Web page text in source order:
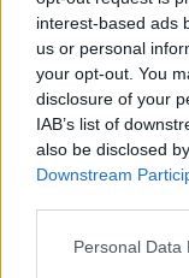
interest-based ads
us or personal
your opt-out. You
disclosure of your
IAB’s list of
also be disclosed
Downstream
Personal Data
Publié parTigrex-